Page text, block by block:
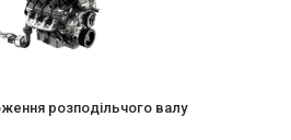
розподільчого валу